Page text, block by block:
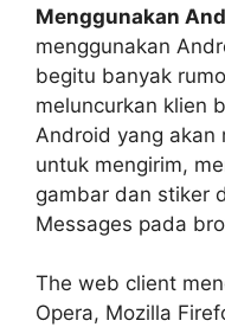
Menggunakan
menggunakan
begitu banyak
meluncurkan klien
Android yang akan
untuk mengirim,
gambar dan stiker
Messages pada
The web client
Opera, Mozilla